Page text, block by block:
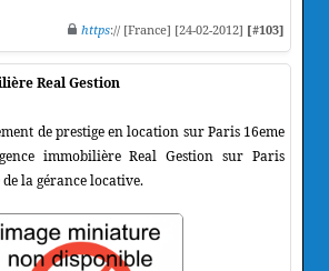
https:// [France] [24-02-2012] [#103]
Real Gestion
de prestige en location sur Paris 16eme
immobilière Real Gestion sur Paris
la gérance locative.